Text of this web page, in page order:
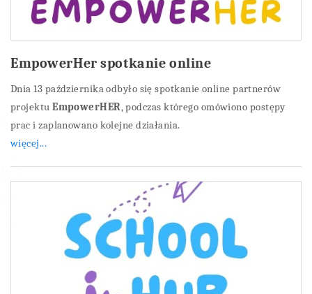
EmpowerHer spotkanie online
Dnia 13 października odbyło się spotkanie online partnerów
projektuEmpowerHER, podczas którego omówiono postępy
prac i zaplanowano kolejne działania.
więcej...